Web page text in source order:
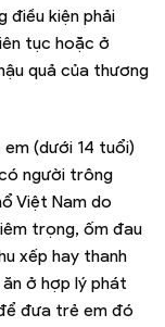
điều kiện phải
tục hoặc ở
quả của thương
(dưới 14 tuổi)
người trông
Việt Nam do
trọng, ốm đau
xếp hay thanh
ở hợp lý phát
đưa trẻ em đó